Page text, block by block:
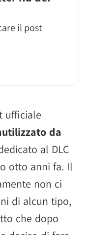
il post
ufficiale
da
al DLC
otto anni fa. Il
non ci
di alcun tipo,
che dopo